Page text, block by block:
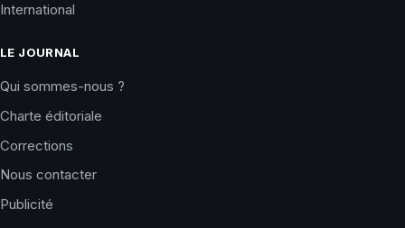
International
LE JOURNAL
Qui sommes-nous ?
Charte éditoriale
Corrections
Nous contacter
Publicité